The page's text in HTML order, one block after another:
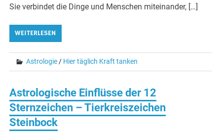
Sie verbindet die Dinge und Menschen miteinander, […]
WEITERLESEN
Astrologie / Hier täglich Kraft tanken
Astrologische Einflüsse der 12
Sternzeichen – Tierkreiszeichen
Steinbock